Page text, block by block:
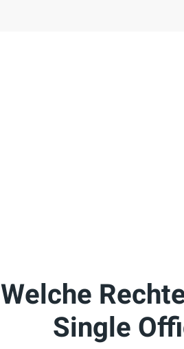
Welche
Single